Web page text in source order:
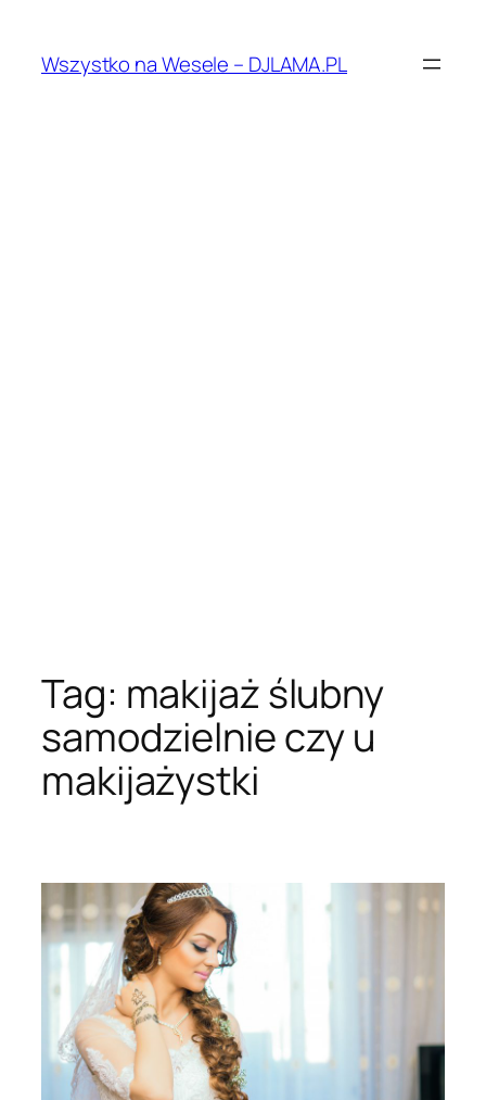
treściWszystko na Wesele – DJLAMA.PL
Tag: makijaż ślubny
samodzielnie czy u
makijażystki